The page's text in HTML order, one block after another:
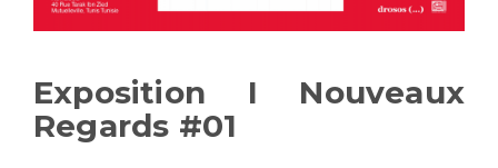
Exposition I Nouveaux
Regards #01